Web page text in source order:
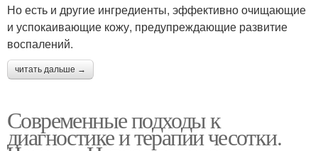
Но есть и другие ингредиенты, эффективно очищающие
и успокаивающие кожу, предупреждающие развитие
воспалений.
читать дальше →
Современные подходы к
диагностике и терапии чесотки.